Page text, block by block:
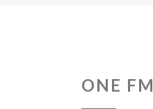
ONE FM